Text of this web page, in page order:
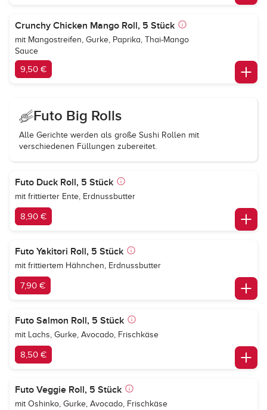
Crunchy Chicken Mango Roll, 5 Stück
mit Mangostreifen, Gurke, Paprika, Thai-Mango
Sauce
9,50 €
Futo Big Rolls
Alle Gerichte werden als große Sushi Rollen mit
verschiedenen Füllungen zubereitet.
Futo Duck Roll, 5 Stück
mit frittierter Ente, Erdnussbutter
8,90 €
Futo Yakitori Roll, 5 Stück
mit frittiertem Hähnchen, Erdnussbutter
7,90 €
Futo Salmon Roll, 5 Stück
mit Lachs, Gurke, Avocado, Frischkäse
8,50 €
Futo Veggie Roll, 5 Stück
mit Oshinko, Gurke, Avocado, Frischkäse